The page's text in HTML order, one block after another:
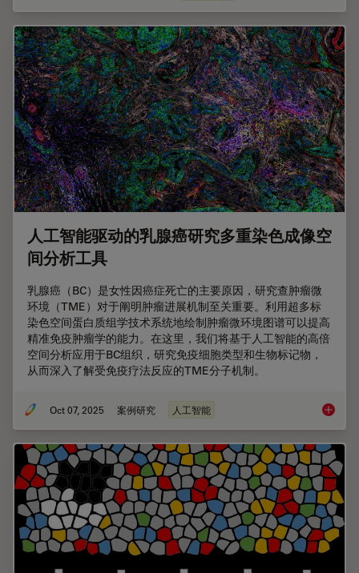
人工智能驱动的乳腺癌研究多重染色成像空
间分析工具
乳腺癌（BC）是女性因癌症死亡的主要原因，研究查肿瘤微
环境（TME）对于阐明肿瘤进展机制至关重要。利用超多标
染色空间蛋白质组学技术系统地绘制肿瘤微环境图谱可以提高
精准免疫肿瘤学的能力。在这里，我们将基于人工智能的高倍
空间分析应用于BC组织，研究免疫细胞类型和生物标记物，
从而深入了解受免疫疗法反应的TME分子机制。
Oct 07, 2025 案例研究 人工智能 人工智